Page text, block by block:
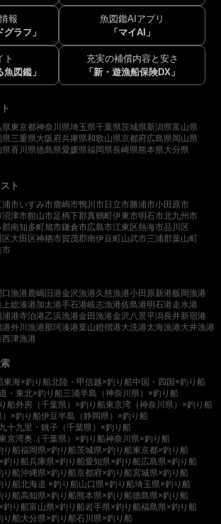
報
グラフ」
魚図鑑AIアプリ
「マイAI」
ト
魚図鑑」
充実の補償内容と安さ
「新・遊漁船保険DX」
県東京都神奈川県埼玉県千葉県茨城県新潟県富山県
県三重県大阪府兵庫県和歌山県京都府広島県岡山県
県香川県徳島県愛媛県福岡県長崎県熊本県大分県
ト
浦市いすみ市鹿嶋市鴨川市日立市勝浦市小田原市
沼津市館山市足柄下郡真鶴町伊東市明石市北九州市
郡南知多町旭市鎌倉市広島市江東区熱海市品川区
区大田区神栖市賀茂郡南伊豆町山武市三浦郡葉山町
市
口漁港 鹿嶋旧港金沢漁港久慈漁港小田原新港飯岡漁港
上総湊港加太港手石港岐志漁港佐島港明石港走水港
浦港寺泊港乙浜漁港金田漁港金沢八景平潟長井新宿港
港外川漁港那珂湊港葉山鐙摺港大洗港太海漁港大井漁港
西津漁港
東海×釣り船北陸・甲信越×釣り船中国・四国×釣り船
・東北×釣り船三浦半島（神奈川県）×釣り船
船外房（千葉県）×釣り船東京湾（神奈川県）×釣り船
×釣り船伊豆半島（静岡県）×釣り船
九十九里・銚子（千葉県）×釣り船
東京湾奥（千葉県）×釣り船神奈川県×釣り船
り船福岡県×釣り船茨城県×釣り船東京都×釣り船
釣り船兵庫県×釣り船愛知県×釣り船広島県×釣り船
り船沖縄県×釣り船京都府×釣り船宮城県×釣り船
り船北海道 ×釣り船山口県×釣り船埼玉県×釣り船
り船高知県×釣り船熊本県×釣り船徳島県×釣り船
釣り船富山県×釣り船岩手県×釣り船福島県×釣り船
り船大分県×釣り船石川県×釣り船